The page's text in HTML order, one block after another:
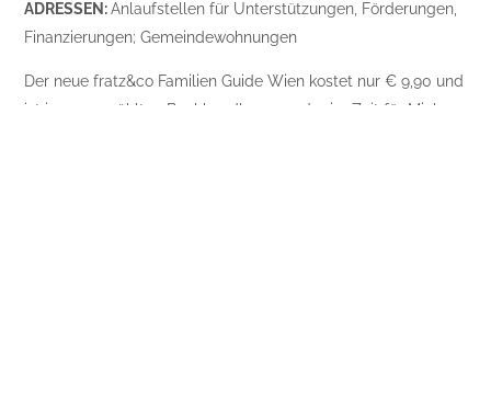
ADRESSEN:Anlaufstellen für Unterstützungen, Förderungen,
Finanzierungen; Gemeindewohnungen
Der neue fratz&co Familien Guide Wien kostet nur € 9,90 und
ist in ausgewählten Buchhandlungen oder im Zeit für Mich